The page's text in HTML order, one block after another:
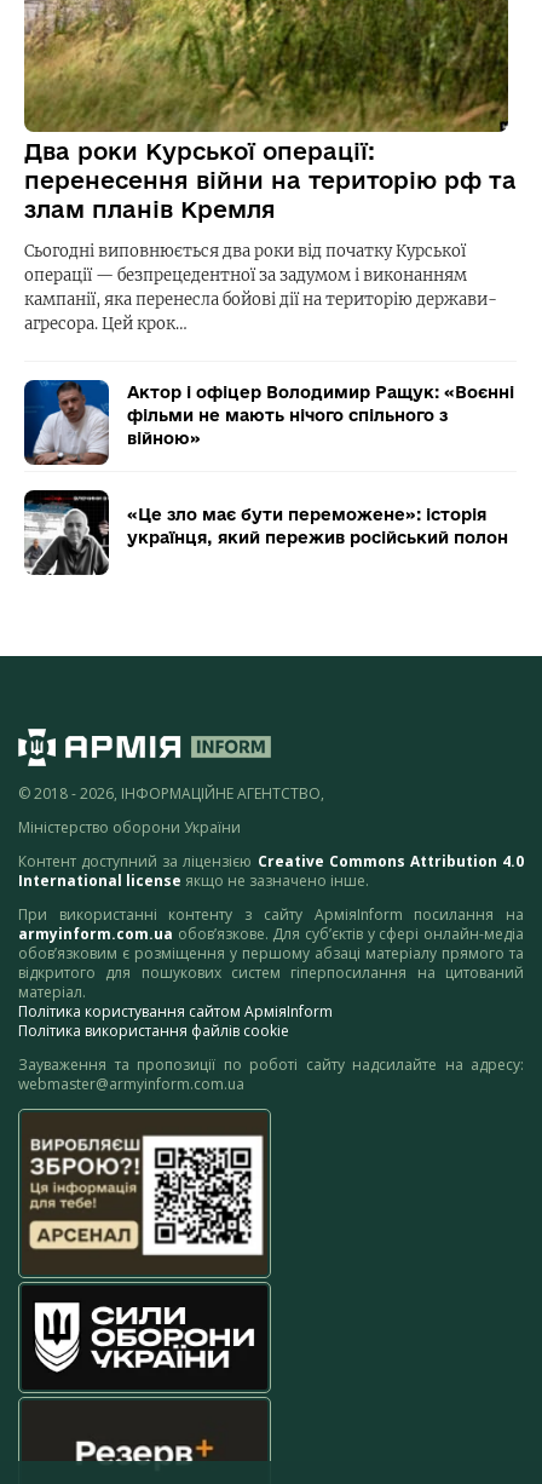
Два роки Курської операції:
перенесення війни на територію рф та
злам планів Кремля
Сьогодні виповнюється два роки від початку Курської
операції — безпрецедентної за задумом і виконанням
кампанії, яка перенесла бойові дії на територію держави-
агресора. Цей крок…
Актор і офіцер Володимир Ращук: «Воєнні
фільми не мають нічого спільного з
війною»
«Це зло має бути переможене»: історія
українця, який пережив російський полон
© 2018 - 2026, ІНФОРМАЦІЙНЕ АГЕНТСТВО,
Міністерство оборони України
Контент доступний за ліцензією Creative Commons Attribution 4.0
International license якщо не зазначено інше.
При використанні контенту з сайту АрміяInform посилання на
armyinform.com.ua обов’язкове. Для суб’єктів у сфері онлайн-медіа
обов’язковим є розміщення у першому абзаці матеріалу прямого та
відкритого для пошукових систем гіперпосилання на цитований
матеріал.
Політика користування сайтом АрміяInform
Політика використання файлів cookie
Зауваження та пропозиції по роботі сайту надсилайте на адресу:
webmaster@armyinform.com.ua